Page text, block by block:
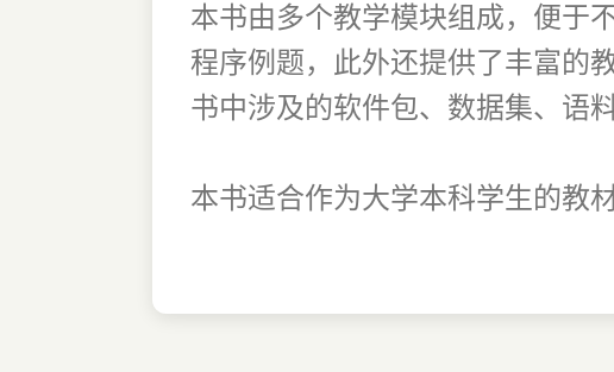
本书由多个教学模块组成，便于
程序例题，此外还提供了丰富的
书中涉及的软件包、数据集、语料
本书适合作为大学本科学生的教